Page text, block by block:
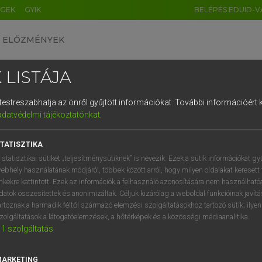
GYIK BELÉPÉS EDUID-
ELŐZMÉNYEK
angol szótár
fn
power
might
authority
rule
force
domination
LISTÁJA
az önről gyűjtött információkat. További információért
tájékoztatónkat.
statisztikai sütiket „teljesítménysütiknek” is nevezik. Ezek a sütik információkat
használatának módjáról, többek között arról, hogy milyen oldalakat keresett
kattintott. Ezek az információk a felhasználó azonosítására nem
összesítettek és anonimizáltak. Céljuk kizárólag a weboldal funkcióinak
a harmadik féltől származó elemzési szolgáltatásokhoz tartozó sütik;
a látogatóelemzések, a hőtérképek és a közösségi médiaanalitika.
1 szolgáltatás
DE CN FR ES IT NL
1 2 3 4 5 6 7 8 9
q w e r t z u i
a s d f g h j k l é
í y x c v b n m , .